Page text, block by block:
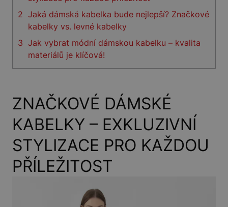
2 Jaká dámská kabelka bude nejlepší? Značkové
kabelky vs. levné kabelky
3 Jak vybrat módní dámskou kabelku – kvalita
materiálů je klíčová!
ZNAČKOVÉ DÁMSKÉ
KABELKY – EXKLUZIVNÍ
STYLIZACE PRO KAŽDOU
PŘÍLEŽITOST